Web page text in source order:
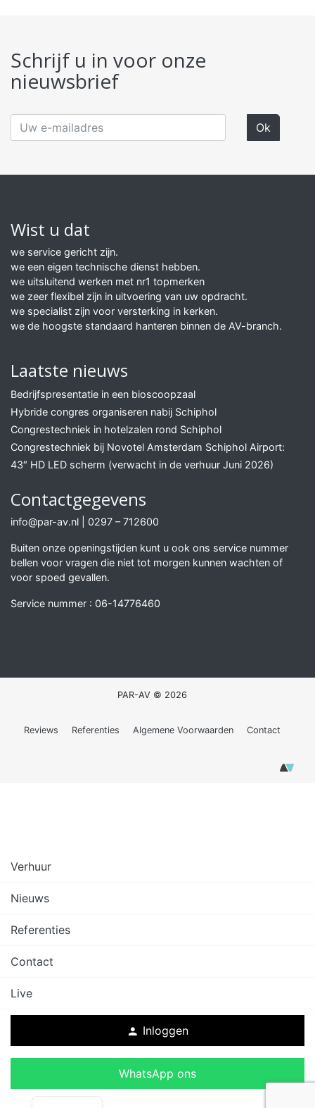
Schrijf u in voor onze
nieuwsbrief
Wist u dat
we service gericht zijn.
we een eigen technische dienst hebben.
we uitsluitend werken met nr1 topmerken
we zeer flexibel zijn in uitvoering van uw opdracht.
we specialist zijn voor versterking in kerken.
we de hoogste standaard hanteren binnen de AV-branch.
Laatste nieuws
Bedrijfspresentatie in een bioscoopzaal
Hybride congres organiseren nabij Schiphol
Congrestechniek in hotelzalen rond Schiphol
Congrestechniek bij Novotel Amsterdam Schiphol Airport:
43″ HD LED scherm (verwacht in de verhuur Juni 2026)
Contactgegevens
info@par-av.nl 0297 – 712600
Buiten onze openingstijden kunt u ook ons service nummer
bellen voor vragen die niet tot morgen kunnen wachten of
voor spoed gevallen.
Service nummer : 06-14776460
PAR-AV © 2026
Reviews Referenties Algemene Voorwaarden Contact
Verhuur
Nieuws
Referenties
Contact
Live
person Inloggen
WhatsApp ons